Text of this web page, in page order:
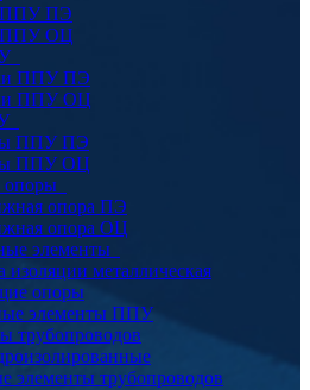
ППУ ПЭ
ППУ ОЦ
ППУ ПЭ
ППУ ОЦ
ППУ ПЭ
ППУ ОЦ
опора ПЭ
опора ОЦ
элементы
изоляции металлическая
опоры
элементы ППУ
трубопроводов
элементы трубопроводов